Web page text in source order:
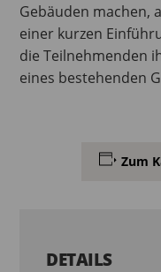
Gebäuden machen,
einer kurzen
die Teilnehmenden
eines bestehenden
Zum
DETAILS